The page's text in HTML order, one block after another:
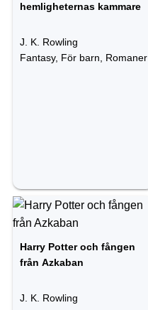
hemligheternas kammare
J. K. Rowling
Fantasy, För barn, Romaner
Harry Potter och fången
från Azkaban
J. K. Rowling